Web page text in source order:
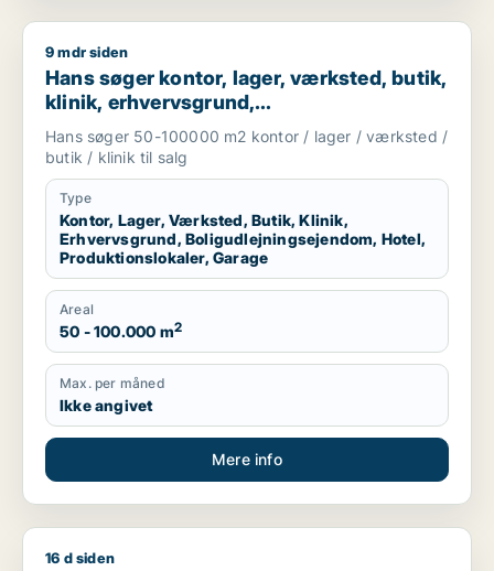
Hans søger kontor, lager, værksted, butik, klinik,
9 mdr siden
Hans søger kontor, lager, værksted, butik,
klinik, erhvervsgrund,
boligudlejningsejendom, hotel,
produktionslokaler eller garage til salg i
Region Sjælland
Hans søger 50-100000 m2 kontor / lager / værksted /
butik / klinik til salg
Type
Kontor, Lager, Værksted, Butik, Klinik,
Erhvervsgrund, Boligudlejningsejendom, Hotel,
Produktionslokaler, Garage
Areal
50 - 100.000 m2
Max. per måned
Ikke angivet
Mere info
Allan søger lager, værksted, butik, erhvervsgrund,
16 d siden